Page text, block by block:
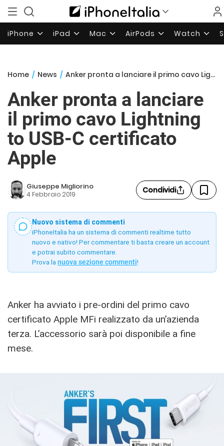
iPhone iPad Mac AirPods Watch
Home / News / Anker pronta a lanciare il primo cavo Lightning to USB-C certificato Apple
Anker pronta a lanciare
il primo cavo Lightning
to USB-C certificato
Apple
Giuseppe Migliorino
4 Febbraio 2019 Condividi
Nuovo sistema di commenti
iPhoneItalia ha un sistema di commenti realtime tutto
nuovo e nativo! Per commentare ti basta creare un account
e potrai subito commentare.
Prova la nuova sezione commenti!
Anker ha avviato i pre-ordini del primo cavo
certificato Apple MFi realizzato da un’azienda
terza. L’accessorio sarà poi disponibile a fine
mese.